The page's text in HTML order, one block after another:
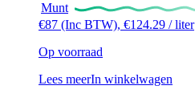
Munt
€87 (Inc BTW), €124.29 / liter
Op voorraad
Lees meerIn winkelwagen